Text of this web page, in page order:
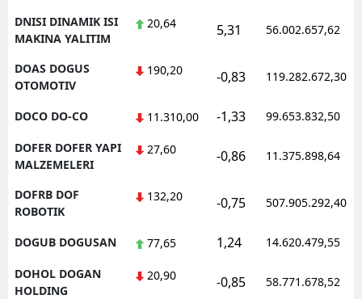
DNISI DINAMIK ISI
MAKINA YALITIM
20,64 5,31 56.002.657,62
DOAS DOGUS
OTOMOTIV
190,20 -0,83 119.282.672,30
DOCO DO-CO 11.310,00 -1,33 99.653.832,50
DOFER DOFER YAPI
MALZEMELERI
27,60 -0,86 11.375.898,64
DOFRB DOF
ROBOTIK
132,20 -0,75 507.905.292,40
DOGUB DOGUSAN 77,65 1,24 14.620.479,55
DOHOL DOGAN
HOLDING
20,90 -0,85 58.771.678,52